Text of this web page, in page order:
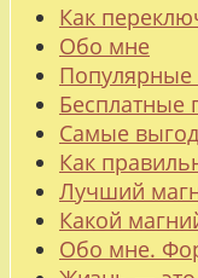
Как
Обо мне
Популярные
Самые
Как
Лучший
Какой
Обо мне.